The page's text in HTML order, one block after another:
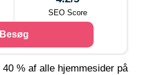
SEO Score
Besøg
% af alle hjemmesider på